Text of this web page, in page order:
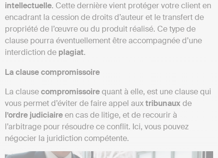
intellectuelle. Cette dernière vient protéger votre client en
encadrant la cession de droits d’auteur et le transfert de
propriété de l’œuvre ou du produit réalisé. Ce type de
clause pourra éventuellement être accompagnée d’une
interdiction de plagiat.
La clause compromissoire
La clausecompromissoirequant à elle, est une clause qui
vous permet d’éviter de faire appel auxtribunauxde
l’ordre judiciaireen cas de litige, et de recourir à
l’arbitrage pour résoudre ce conflit. Ici, vous pouvez
négocier la juridiction compétente.